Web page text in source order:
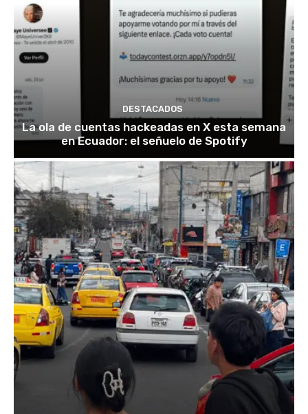
DESTACADOS
La ola de cuentas hackeadas en X esta semana
en Ecuador: el señuelo de Spotify